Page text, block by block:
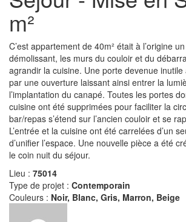
m²
C’est appartement de 40m² était à l’origine
démolissant, les murs du couloir et du
agrandir la cuisine. Une porte devenue
par une ouverture laissant ainsi entrer la
l’implantation du canapé. Toutes les portes
cuisine ont été supprimées pour faciliter la
bar/repas s’étend sur l’ancien couloir et se
L’entrée et la cuisine ont été carrelées d’un
d’unifier l’espace. Une nouvelle pièce a été
le coin nuit du séjour.
Lieu : 75014
Type de projet : Contemporain
Couleurs : Noir, Blanc, Gris, Marron, Beige